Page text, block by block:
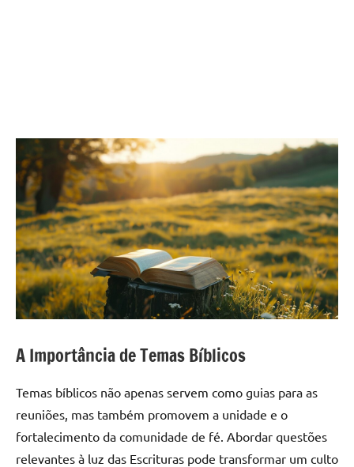
A Importância de Temas Bíblicos
Temas bíblicos não apenas servem como guias para as
reuniões, mas também promovem a unidade e o
fortalecimento da comunidade de fé. Abordar questões
relevantes à luz das Escrituras pode transformar um culto